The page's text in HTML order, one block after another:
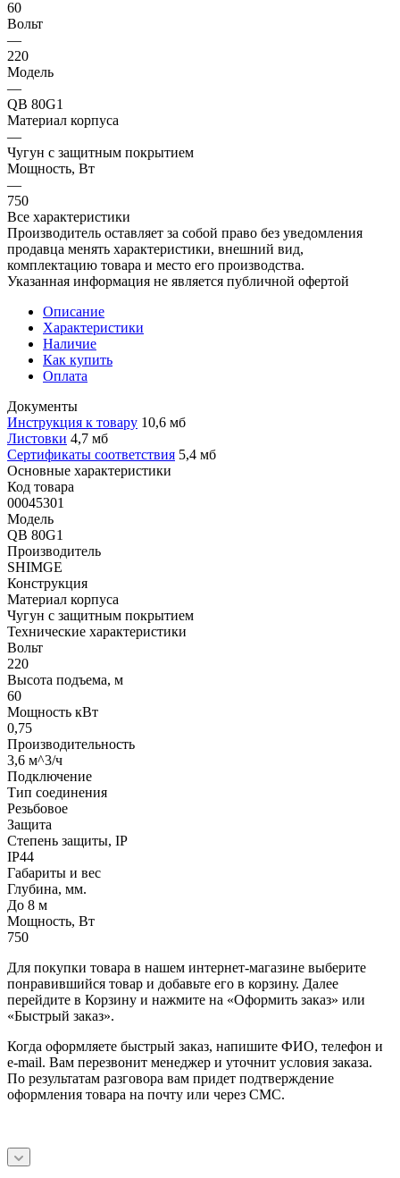
60
Вольт
—
220
Модель
—
QB 80G1
Материал корпуса
—
Чугун с защитным покрытием
Мощность, Вт
—
750
Все характеристики
Производитель оставляет за собой право без уведомления
продавца менять характеристики, внешний вид,
комплектацию товара и место его производства.
Указанная информация не является публичной офертой
Описание
Характеристики
Наличие
Как купить
Оплата
Документы
Инструкция к товару 10,6 мб
Листовки 4,7 мб
Сертификаты соответствия 5,4 мб
Основные характеристики
Код товара
00045301
Модель
QB 80G1
Производитель
SHIMGE
Конструкция
Материал корпуса
Чугун с защитным покрытием
Технические характеристики
Вольт
220
Высота подъема, м
60
Мощность кВт
0,75
Производительность
3,6 м^3/ч
Подключение
Тип соединения
Резьбовое
Защита
Степень защиты, IP
IP44
Габариты и вес
Глубина, мм.
До 8 м
Мощность, Вт
750
Для покупки товара в нашем интернет-магазине выберите
понравившийся товар и добавьте его в корзину. Далее
перейдите в Корзину и нажмите на «Оформить заказ» или
«Быстрый заказ».
Когда оформляете быстрый заказ, напишите ФИО, телефон и
e-mail. Вам перезвонит менеджер и уточнит условия заказа.
По результатам разговора вам придет подтверждение
оформления товара на почту или через СМС.